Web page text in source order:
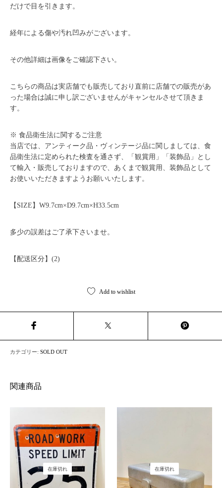
だけで目を引きます。
経年による傷や汚れ凹みがございます。
その他詳細は画像をご確認下さい。
こちらの商品は実店舗でも販売しており直前に店舗での販売があ
った場合は誠に申し訳ございませんがキャンセルさせて頂きま
す。
※ 食品衛生法に関するご注意
当店では、アンティーク品・ヴィンテージ品に関しましては、食
品衛生法に定められた検査を通さず、「観賞用」「装飾品」とし
て輸入・販売しておりますので、あくまで観賞用、装飾品として
お使いいただきますようお願いいたします。
【SIZE】W9.7cm×D9.7cm×H33.5cm
多少の誤差はご了承下さいませ。
【配送区分】(2)
Add to wishlist
カテゴリー:SOLD OUT
関連商品
在庫切れ 在庫切れ